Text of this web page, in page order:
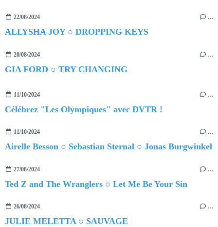
22/08/2024 …
ALLYSHA JOY ○ DROPPING KEYS
20/08/2024 …
GIA FORD ○ TRY CHANGING
11/10/2024 …
Célébrez "Les Olympiques" avec DVTR !
11/10/2024 …
Airelle Besson ○ Sebastian Sternal ○ Jonas Burgwinkel
27/08/2024 …
Ted Z and The Wranglers ○ Let Me Be Your Sin
26/08/2024 …
JULIE MELETTA ○ SAUVAGE